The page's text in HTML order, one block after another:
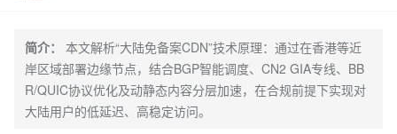
简介：
本文解析“大陆免备案CDN”技术原理：通过在香港等近
岸区域部署边缘节点，结合BGP智能调度、CN2 GIA专线、BB
R/QUIC协议优化及动静态内容分层加速，在合规前提下实现对
大陆用户的低延迟、高稳定访问。